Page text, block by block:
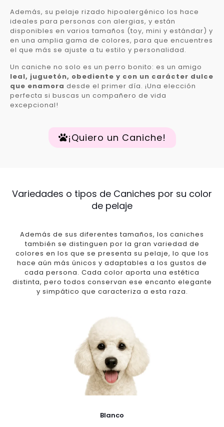
Además, su pelaje rizado hipoalergénico los hace
ideales para personas con alergias, y están
disponibles en varios tamaños (toy, mini y estándar) y
en una amplia gama de colores, para que encuentres
el que más se ajuste a tu estilo y personalidad.
Un caniche no solo es un perro bonito: es un amigo
leal, juguetón, obediente y con un carácter dulce
que enamora desde el primer día. ¡Una elección
perfecta si buscas un compañero de vida
excepcional!
¡Quiero un Caniche!
Variedades o tipos de Caniches por su color
de pelaje
Además de sus diferentes tamaños, los caniches
también se distinguen por la gran variedad de
colores en los que se presenta su pelaje, lo que los
hace aún más únicos y adaptables a los gustos de
cada persona. Cada color aporta una estética
distinta, pero todos conservan ese encanto elegante
y simpático que caracteriza a esta raza.
Blanco